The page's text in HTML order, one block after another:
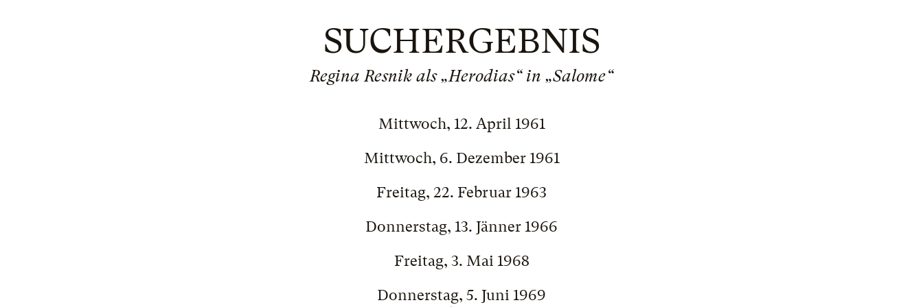
SUCHERGEBNIS
Regina Resnik als „Herodias“ in „Salome“
Mittwoch, 12. April 1961
Mittwoch, 6. Dezember 1961
Freitag, 22. Februar 1963
Donnerstag, 13. Jänner 1966
Freitag, 3. Mai 1968
Donnerstag, 5. Juni 1969